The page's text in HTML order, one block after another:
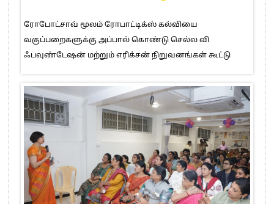
ரோபோட்சாவ் மூலம் ரோபாட்டிக்ஸ் கல்வியை
வகுப்பறைகளுக்கு அப்பால் கொண்டு செல்ல வி
ஃபவுண்டேஷன் மற்றும் எரிக்சன் நிறுவனங்கள் கூட்டு